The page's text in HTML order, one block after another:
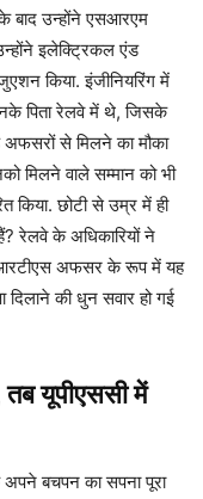
बाद उन्होंने एसआरएम
इलेक्ट्रिकल एंड
किया. इंजीनियरिंग में
पिता रेलवे में थे, जिसके
से मिलने का मौका
मिलने वाले सम्मान को भी
छोटी से उम्र में ही
रेलवे के अधिकारियों ने
अफसर के रूप में यह
दिलाने की धुन सवार हो गई
यूपीएससी में
बचपन का सपना पूरा